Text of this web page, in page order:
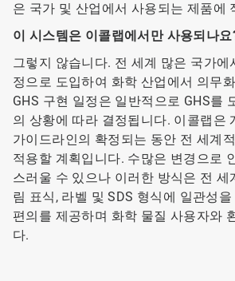
은 국가 및 산업에서 사용되는 제품에
이 시스템은 이콜랩에서만 사용되나요
그렇지 않습니다. 전 세계 많은 국가에
정으로 도입하여 화학 산업에서 의무
GHS 구현 일정은 일반적으로 GHS를
의 상황에 따라 결정됩니다. 이콜랩은
가이드라인의 확정되는 동안 전 세계
적용할 계획입니다. 수많은 변경으로
스러울 수 있으나 이러한 방식은 전 세
림 표식, 라벨 및 SDS 형식에 일관성
편의를 제공하며 화학 물질 사용자와
다.